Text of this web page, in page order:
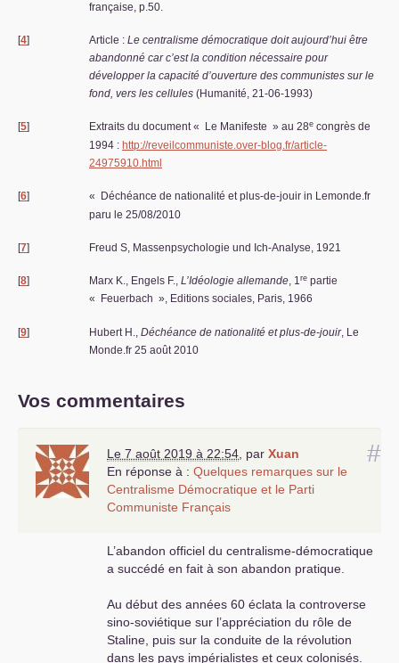
française, p.50.
[4] Article : Le centralisme démocratique doit aujourd’hui être
abandonné car c’est la condition nécessaire pour
développer la capacité d’ouverture des communistes sur le
fond, vers les cellules (Humanité, 21-06-1993)
[5] Extraits du document « Le Manifeste » au 28e congrès de
1994 : http://reveilcommuniste.over-blog.fr/article-
24975910.html
[6] «
Déchéance de nationalité et plus-de-jouir in Lemonde.fr
paru le 25/08/2010
[7] Freud S, Massenpsychologie und Ich-Analyse, 1921
[8] Marx K., Engels F., L’Idéologie allemande, 1re partie
«
Feuerbach », Editions sociales, Paris, 1966
[9] Hubert H., Déchéance de nationalité et plus-de-jouir, Le
Monde.fr 25 août 2010
Vos commentaires
#
Le 7 août 2019 à 22:54 par Xuan
En réponse à : Quelques remarques sur le
Centralisme Démocratique et le Parti
Communiste Français
L’abandon officiel du centralisme-démocratique
a succédé en fait à son abandon pratique.
Au début des années 60 éclata la controverse
sino-soviétique sur l’appréciation du rôle de
Staline, puis sur la conduite de la révolution
dans les pays impérialistes et ceux colonisés.